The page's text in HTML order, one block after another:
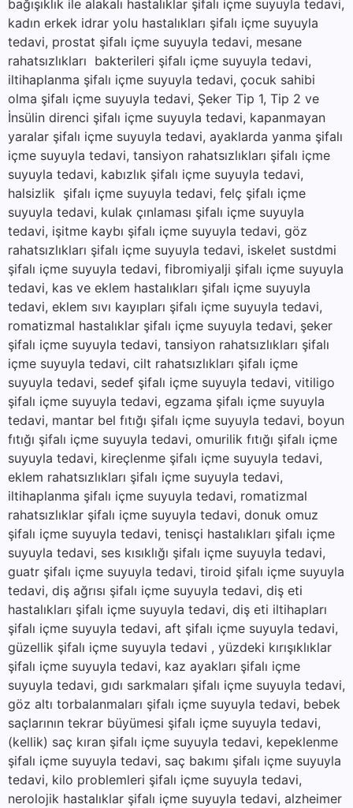
bağışıklık ile alakalı hastalıklar şifalı içme suyuyla tedavi,
kadın erkek idrar yolu hastalıkları şifalı içme suyuyla
tedavi, prostat şifalı içme suyuyla tedavi, mesane
rahatsızlıkları bakterileri şifalı içme suyuyla tedavi,
iltihaplanma şifalı içme suyuyla tedavi, çocuk sahibi
olma şifalı içme suyuyla tedavi, Şeker Tip 1, Tip 2 ve
İnsülin direnci şifalı içme suyuyla tedavi, kapanmayan
yaralar şifalı içme suyuyla tedavi, ayaklarda yanma şifalı
içme suyuyla tedavi, tansiyon rahatsızlıkları şifalı içme
suyuyla tedavi, kabızlık şifalı içme suyuyla tedavi,
halsizlik şifalı içme suyuyla tedavi, felç şifalı içme
suyuyla tedavi, kulak çınlaması şifalı içme suyuyla
tedavi, işitme kaybı şifalı içme suyuyla tedavi, göz
rahatsızlıkları şifalı içme suyuyla tedavi, iskelet sustdmi
şifalı içme suyuyla tedavi, fibromiyalji şifalı içme suyuyla
tedavi, kas ve eklem hastalıkları şifalı içme suyuyla
tedavi, eklem sıvı kayıpları şifalı içme suyuyla tedavi,
romatizmal hastalıklar şifalı içme suyuyla tedavi, şeker
şifalı içme suyuyla tedavi, tansiyon rahatsızlıkları şifalı
içme suyuyla tedavi, cilt rahatsızlıkları şifalı içme
suyuyla tedavi, sedef şifalı içme suyuyla tedavi, vitiligo
şifalı içme suyuyla tedavi, egzama şifalı içme suyuyla
tedavi, mantar bel fıtığı şifalı içme suyuyla tedavi, boyun
fıtığı şifalı içme suyuyla tedavi, omurilik fıtığı şifalı içme
suyuyla tedavi, kireçlenme şifalı içme suyuyla tedavi,
eklem rahatsızlıkları şifalı içme suyuyla tedavi,
iltihaplanma şifalı içme suyuyla tedavi, romatizmal
rahatsızlıklar şifalı içme suyuyla tedavi, donuk omuz
şifalı içme suyuyla tedavi, tenisçi hastalıkları şifalı içme
suyuyla tedavi, ses kısıklığı şifalı içme suyuyla tedavi,
guatr şifalı içme suyuyla tedavi, tiroid şifalı içme suyuyla
tedavi, diş ağrısı şifalı içme suyuyla tedavi, diş eti
hastalıkları şifalı içme suyuyla tedavi, diş eti iltihapları
şifalı içme suyuyla tedavi, aft şifalı içme suyuyla tedavi,
güzellik şifalı içme suyuyla tedavi , yüzdeki kırışıklıklar
şifalı içme suyuyla tedavi, kaz ayakları şifalı içme
suyuyla tedavi, gıdı sarkmaları şifalı içme suyuyla tedavi,
göz altı torbalanmaları şifalı içme suyuyla tedavi, bebek
saçlarının tekrar büyümesi şifalı içme suyuyla tedavi,
(kellik) saç kıran şifalı içme suyuyla tedavi, kepeklenme
şifalı içme suyuyla tedavi, saç bakımı şifalı içme suyuyla
tedavi, kilo problemleri şifalı içme suyuyla tedavi,
nerolojik hastalıklar şifalı içme suyuyla tedavi, alzheimer